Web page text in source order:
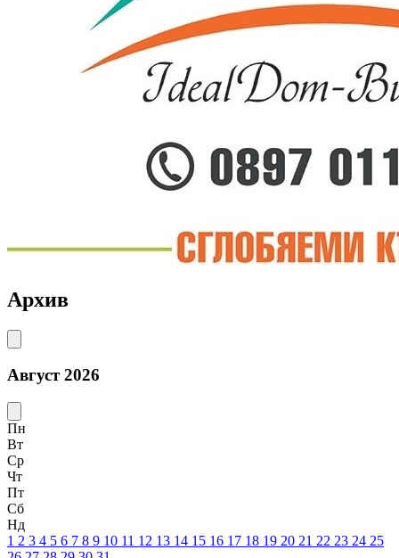
Архив
Август 2026
Пн
Вт
Ср
Чт
Пт
Сб
Нд
1 2 3 4 5 6 7 8 9 10 11 12 13 14 15 16 17 18 19 20 21 22 23 24 25